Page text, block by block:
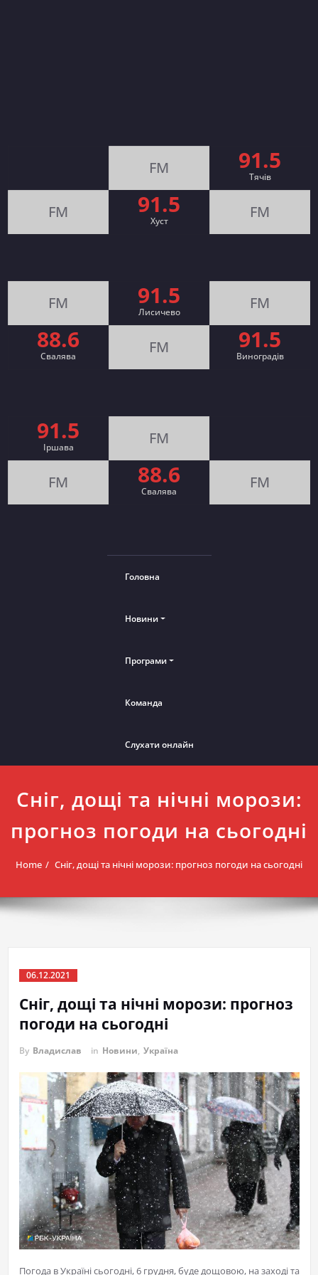
FM 91.5
Тячів
FM 91.5
Хуст FM
FM 91.5
Лисичево FM
88.6
Свалява FM 91.5
Виноградів
91.5
Іршава FM
FM 88.6
Cвалява FM
Головна
Новини
Програми
Команда
Слухати онлайн
Сніг, дощі та нічні морози:
прогноз погоди на сьогодні
Home Сніг, дощі та нічні морози: прогноз погоди на сьогодні
06.12.2021
Сніг, дощі та нічні морози: прогноз
погоди на сьогодні
By Владислав in Новини, Україна
Погода в Україні сьогодні, 6 грудня, буде дощовою, на заході та